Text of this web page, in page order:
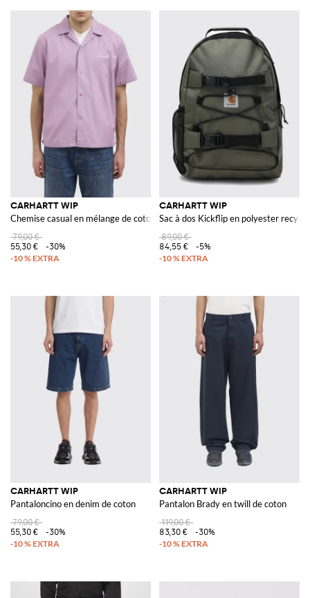
CARHARTT WIP
Chemise casual en mélange de coton
79,00 €
55,30 €
-30%
CARHARTT WIP
Sac à dos Kickflip en polyester recyclé
89,00 €
84,55 €
-5%
CARHARTT WIP
Pantaloncino en denim de coton
79,00 €
55,30 €
-30%
CARHARTT WIP
Pantalon Brady en twill de coton
119,00 €
83,30 €
-30%